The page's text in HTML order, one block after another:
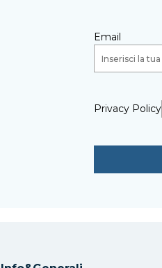
Email
Privacy Policy